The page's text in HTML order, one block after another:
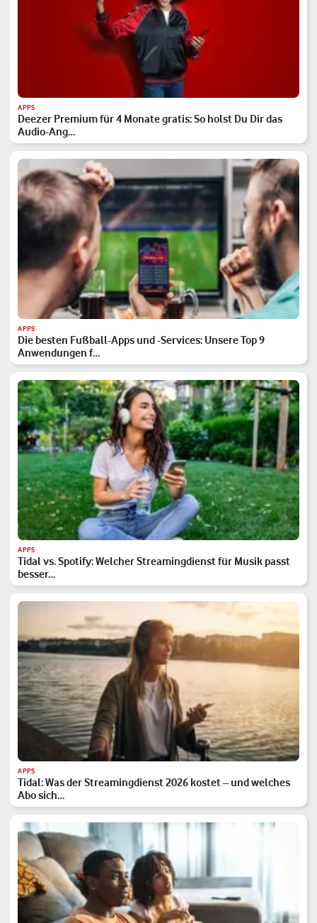
APPS
Deezer Premium für 4 Monate gratis: So holst Du Dir das
Audio-Ang…
APPS
Die besten Fußball-Apps und -Services: Unsere Top 9
Anwendungen f…
APPS
Tidal vs. Spotify: Welcher Streamingdienst für Musik passt
besser…
APPS
Tidal: Was der Streamingdienst 2026 kostet – und welches
Abo sich…